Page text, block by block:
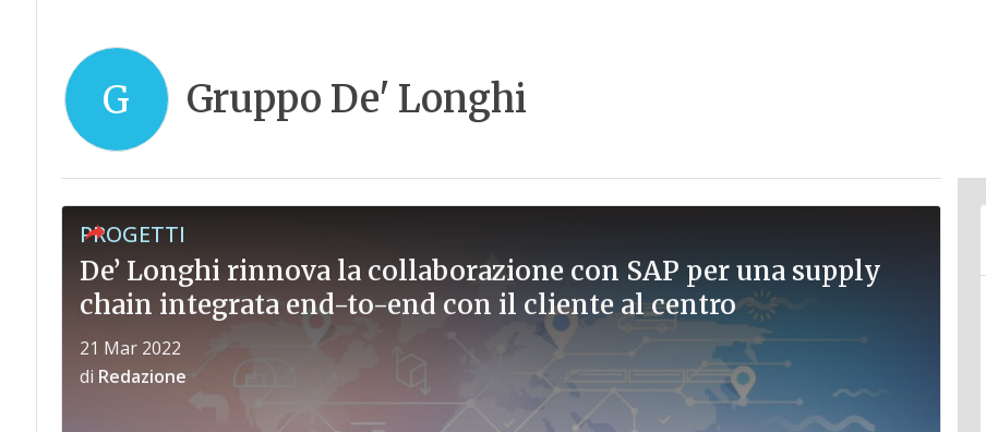
G Gruppo De' Longhi
PROGETTI
De’ Longhi rinnova la collaborazione con SAP per una supply
chain integrata end-to-end con il cliente al centro
21 Mar 2022
di Redazione